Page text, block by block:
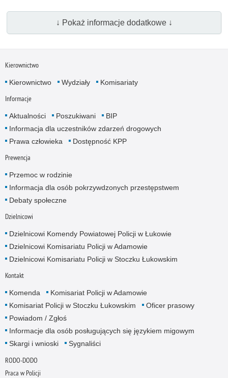
↓ Pokaż informacje dodatkowe ↓
Kierownictwo
Kierownictwo Wydziały Komisariaty
Informacje
Aktualności Poszukiwani
BIP
Informacja dla uczestników zdarzeń drogowych
Prawa człowieka
Dostępność KPP
Prewencja
Przemoc w rodzinie
Informacja dla osób pokrzywdzonych przestępstwem
Debaty społeczne
Dzielnicowi
Dzielnicowi Komendy Powiatowej Policji w Łukowie
Dzielnicowi Komisariatu Policji w Adamowie
Dzielnicowi Komisariatu Policji w Stoczku Łukowskim
Kontakt
Komenda
Komisariat Policji w Adamowie
Komisariat Policji w Stoczku Łukowskim
Oficer prasowy
Powiadom / Zgłoś
Informacje dla osób posługujących się językiem migowym
Skargi i wnioski
Sygnaliści
RODO-DODO
Praca w Policji